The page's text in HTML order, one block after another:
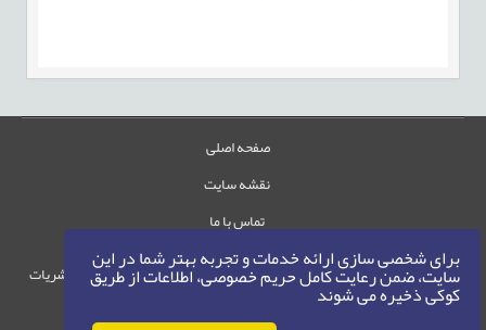
برای شخصی سازی ارائه خدمات و تجربه بهتر شما در این
سایت، ضمن رعایت کامل حریم خصوصی، اطلاعات از طریق
کوکی ذخیره می شوند
صفحه اصلی
نقشه سایت
تماس با ما
حقوق این وب‌سایت متعلق به سامانه مدیریت نشریات